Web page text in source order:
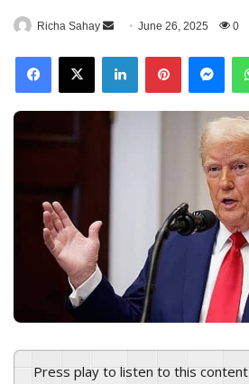
Richa Sahay
n
d
a
June 26, 2025 0
X
Press play to listen to this content